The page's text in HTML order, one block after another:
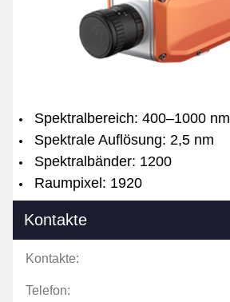
Spektralbereich: 400–1000 nm
Spektrale Auflösung: 2,5 nm
Spektralbänder: 1200
Raumpixel: 1920
Kontakte
Kontakte:
Telefon: